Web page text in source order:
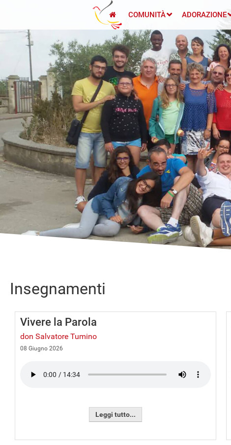
COMUNITÀ ADORAZIONE
Insegnamenti
Vivere la Parola
don Salvatore Tumino
08 Giugno 2026
Leggi tutto...